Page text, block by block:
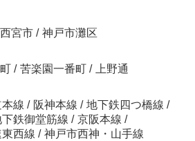
西宮市 / 神戸市灘区
/ 苦楽園一番町 /
上野通
線 / 阪神本線 / 地下鉄四つ橋線 /
下鉄御堂筋線 / 京阪本線 /
西線 / 神戸市西神・山手線